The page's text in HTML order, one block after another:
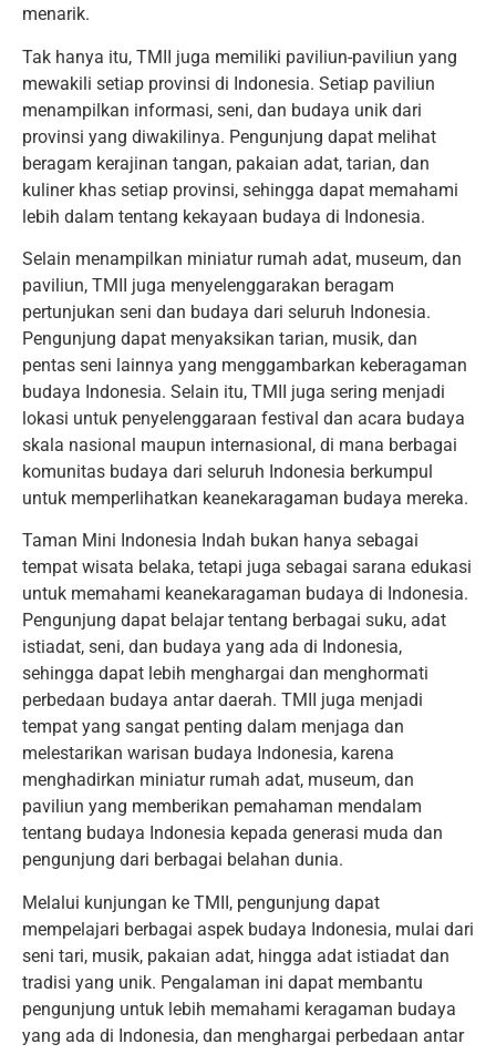
menarik.
Tak hanya itu, TMII juga memiliki paviliun-paviliun yang
mewakili setiap provinsi di Indonesia. Setiap paviliun
menampilkan informasi, seni, dan budaya unik dari
provinsi yang diwakilinya. Pengunjung dapat melihat
beragam kerajinan tangan, pakaian adat, tarian, dan
kuliner khas setiap provinsi, sehingga dapat memahami
lebih dalam tentang kekayaan budaya di Indonesia.
Selain menampilkan miniatur rumah adat, museum, dan
paviliun, TMII juga menyelenggarakan beragam
pertunjukan seni dan budaya dari seluruh Indonesia.
Pengunjung dapat menyaksikan tarian, musik, dan
pentas seni lainnya yang menggambarkan keberagaman
budaya Indonesia. Selain itu, TMII juga sering menjadi
lokasi untuk penyelenggaraan festival dan acara budaya
skala nasional maupun internasional, di mana berbagai
komunitas budaya dari seluruh Indonesia berkumpul
untuk memperlihatkan keanekaragaman budaya mereka.
Taman Mini Indonesia Indah bukan hanya sebagai
tempat wisata belaka, tetapi juga sebagai sarana edukasi
untuk memahami keanekaragaman budaya di Indonesia.
Pengunjung dapat belajar tentang berbagai suku, adat
istiadat, seni, dan budaya yang ada di Indonesia,
sehingga dapat lebih menghargai dan menghormati
perbedaan budaya antar daerah. TMII juga menjadi
tempat yang sangat penting dalam menjaga dan
melestarikan warisan budaya Indonesia, karena
menghadirkan miniatur rumah adat, museum, dan
paviliun yang memberikan pemahaman mendalam
tentang budaya Indonesia kepada generasi muda dan
pengunjung dari berbagai belahan dunia.
Melalui kunjungan ke TMII, pengunjung dapat
mempelajari berbagai aspek budaya Indonesia, mulai dari
seni tari, musik, pakaian adat, hingga adat istiadat dan
tradisi yang unik. Pengalaman ini dapat membantu
pengunjung untuk lebih memahami keragaman budaya
yang ada di Indonesia, dan menghargai perbedaan antar